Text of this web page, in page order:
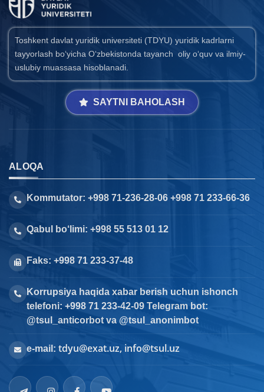
Toshkent davlat yuridik universiteti (TDYU) yuridik kadrlarni
tayyorlash bo‘yicha O‘zbekistonda tayanch oliy o‘quv va ilmiy-
uslubiy muassasa hisoblanadi.
SAYTNI BAHOLASH
ALOQA
Kommutator: +998 71-236-28-06 +998 71 233-66-36
Qabul bo‘limi: +998 55 513 01 12
Faks: +998 71 233-37-48
Korrupsiya haqida xabar berish uchun ishonch
telefoni: +998 71 233-42-09 Telegram bot:
@tsul_anticorbot va @tsul_anonimbot
e-mail: tdyu@exat.uz, info@tsul.uz